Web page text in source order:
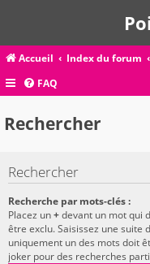
Accueil Index du forum
FAQ
Rechercher
Rechercher
Recherche par mots-clés :
Placez un+devant un mot qui
être exclu. Saisissez une suite
uniquement un des mots doit
joker pour des recherches